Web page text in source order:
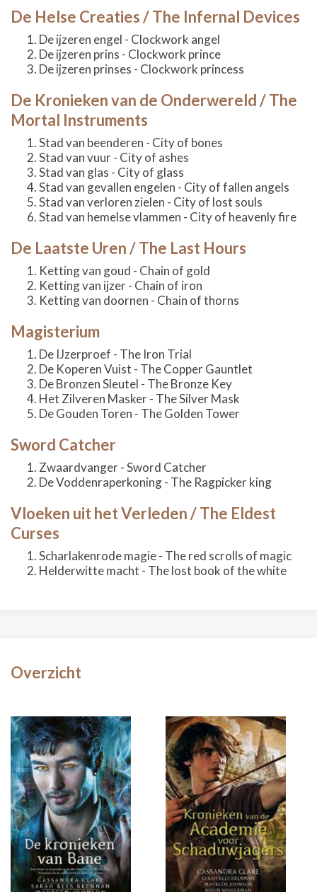
De Helse Creaties / The Infernal Devices
De ijzeren engel - Clockwork angel
De ijzeren prins - Clockwork prince
De ijzeren prinses - Clockwork princess
De Kronieken van de Onderwereld / The
Mortal Instruments
Stad van beenderen - City of bones
Stad van vuur - City of ashes
Stad van glas - City of glass
Stad van gevallen engelen - City of fallen angels
Stad van verloren zielen - City of lost souls
Stad van hemelse vlammen - City of heavenly fire
De Laatste Uren / The Last Hours
Ketting van goud - Chain of gold
Ketting van ijzer - Chain of iron
Ketting van doornen - Chain of thorns
Magisterium
De IJzerproef - The Iron Trial
De Koperen Vuist - The Copper Gauntlet
De Bronzen Sleutel - The Bronze Key
Het Zilveren Masker - The Silver Mask
De Gouden Toren - The Golden Tower
Sword Catcher
Zwaardvanger - Sword Catcher
De Voddenraperkoning - The Ragpicker king
Vloeken uit het Verleden / The Eldest
Curses
Scharlakenrode magie - The red scrolls of magic
Helderwitte macht - The lost book of the white
Overzicht